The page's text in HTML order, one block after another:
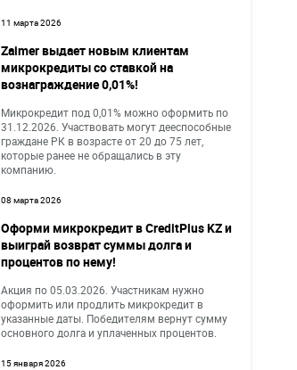
11 марта 2026
Zaimer выдает новым клиентам
микрокредиты со ставкой на
вознаграждение 0,01%!
Микрокредит под 0,01% можно оформить по
31.12.2026. Участвовать могут дееспособные
граждане РК в возрасте от 20 до 75 лет,
которые ранее не обращались в эту
компанию.
08 марта 2026
Оформи микрокредит в CreditPlus KZ и
выиграй возврат суммы долга и
процентов по нему!
Акция по 05.03.2026. Участникам нужно
оформить или продлить микрокредит в
указанные даты. Победителям вернут сумму
основного долга и уплаченных процентов.
15 января 2026